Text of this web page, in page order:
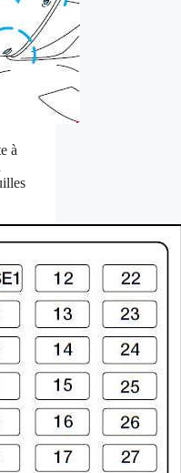
à